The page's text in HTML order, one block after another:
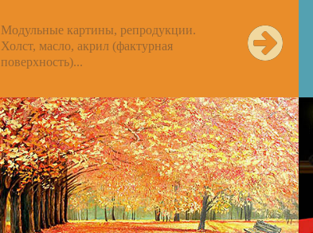
Модульные картины, репродукции.
Холст, масло, акрил (фактурная
поверхность)...